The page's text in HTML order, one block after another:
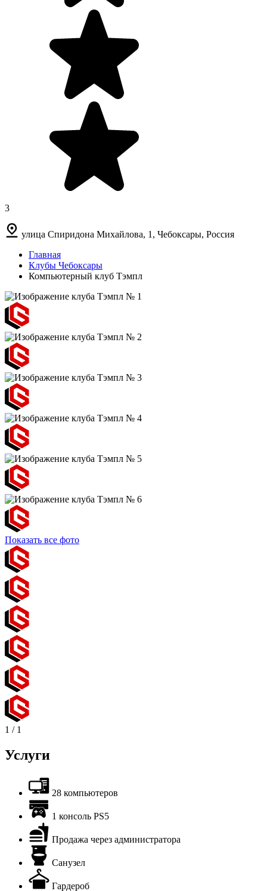
3
улица Спиридона Михайлова, 1, Чебоксары, Россия
Главная
Клубы Чебоксары
Компьютерный клуб Тэмпл
Показать все фото
1 / 1
Услуги
28 компьютеров
1 консоль PS5
Продажа через администратора
Санузел
Гардероб